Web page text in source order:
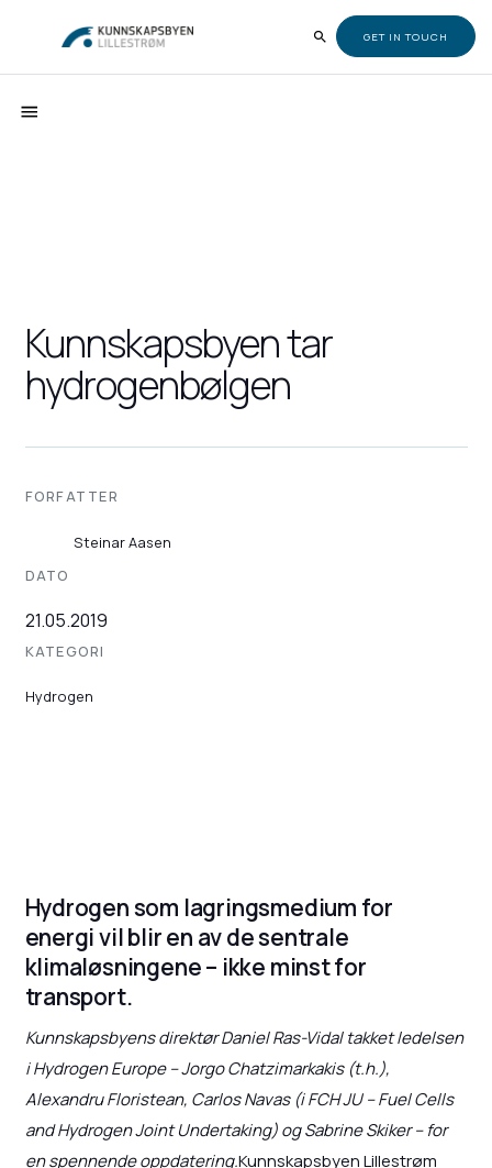
GET IN TOUCH
Kunnskapsbyen tar
hydrogenbølgen
FORFATTER
Steinar Aasen
DATO
21.05.2019
KATEGORI
Hydrogen
Hydrogen som lagringsmedium for
energi vil blir en av de sentrale
klimaløsningene – ikke minst for
transport.
Kunnskapsbyens direktør Daniel Ras-Vidal takket ledelsen
i Hydrogen Europe – Jorgo Chatzimarkakis (t.h.),
Alexandru Floristean, Carlos Navas (i FCH JU – Fuel Cells
and Hydrogen Joint Undertaking) og Sabrine Skiker – for
en spennende oppdatering.Kunnskapsbyen Lillestrøm